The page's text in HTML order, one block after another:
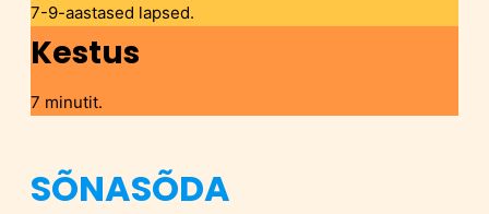
7-9-aastased lapsed.
Kestus
7 minutit.
SÕNASÕDA